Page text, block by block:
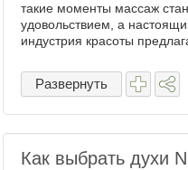
такие моменты массаж
удовольствием, а
индустрия красоты
Развернуть
Как выбрать духи